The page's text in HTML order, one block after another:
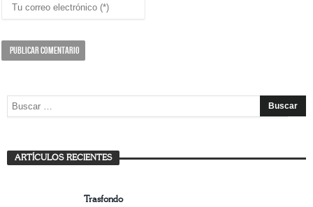
ARTÍCULOS RECIENTES
JAVIER BUSTAMANTE 7 JULIO, 2026
Trasfondo